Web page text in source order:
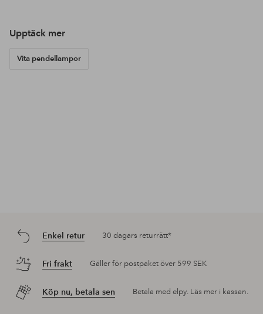
Upptäck mer
Vita pendellampor
Enkel retur 30 dagars returrätt*
Fri frakt Gäller för postpaket över 599 SEK
Köp nu, betala sen Betala med elpy. Läs mer i kassan.